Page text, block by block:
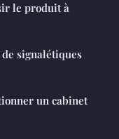
le produit à
signalétiques
un cabinet